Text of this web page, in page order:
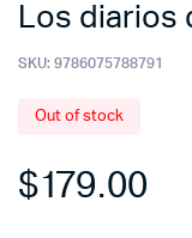
Los diarios
SKU: 9786075788791
Out of stock
$179.00